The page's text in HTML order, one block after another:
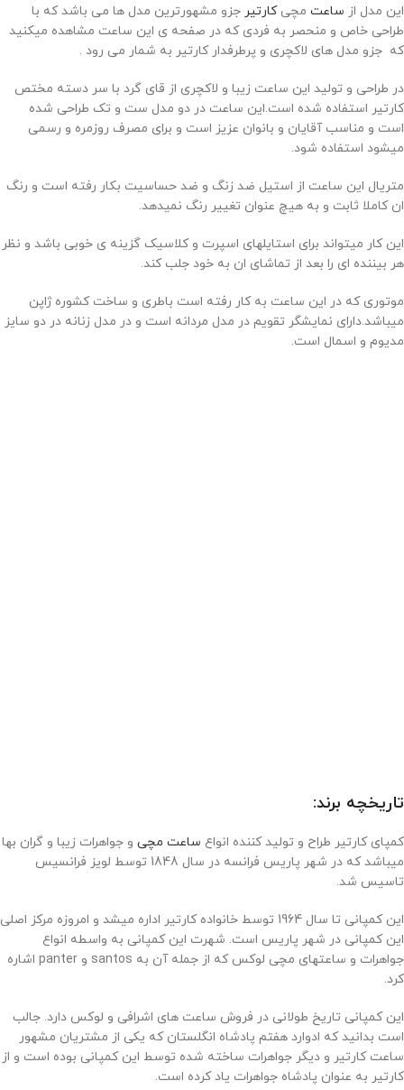
این مدل از ساعت مچیکارتیر جزو مشهورترین مدل ها می باشد که با
طراحی خاص و منحصر به فردی که در صفحه ی این ساعت مشاهده میکنید
که جزو مدل های لاکچری و پرطرفدار کارتیر به شمار می رود .
در طراحی و تولید این ساعت زیبا و لاکچری از قای گرد با سر دسته مختص
کارتیر استفاده شده است.این ساعت در دو مدل ست و تک طراحی شده
است و مناسب آقایان و بانوان عزیز است و برای مصرف روزمره و رسمی
میشود استفاده شود.
متریال این ساعت از استیل ضد زنگ و ضد حساسیت بکار رفته است و رنگ
ان کاملا ثابت و به هیچ عنوان تغییر رنگ نمیدهد.
این کار میتواند برای استایلهای اسپرت و کلاسیک گزینه ی خوبی باشد و نظر
هر بیننده ای را بعد از تماشای ان به خود جلب کند.
موتوری که در این ساعت به کار رفته است باطری و ساخت کشوره ژاپن
میباشد.دارای نمایشگر تقویم در مدل مردانه است و در مدل زنانه در دو سایز
مدیوم و اسمال است.
تاریخچه برند:
کمپای کارتیر طراح و تولید کننده انواع ساعت مچی و جواهرات زیبا و گران بها
میباشد که در شهر پاریس فرانسه در سال 1848 توسط لویز فرانسیس
تاسیس شد.
این کمپانی تا سال 1964 توسط خانواده کارتیر اداره میشد و امروزه مرکز اصلی
این کمپانی در شهر پاریس است. شهرت این کمپانی به واسطه انواع
جواهرات و ساعتهای مچی لوکس که از جمله آن به santos و panter اشاره
کرد.
این کمپانی تاریخ طولانی در فروش ساعت های اشرافی و لوکس دارد. جالب
است بدانید که ادوارد هفتم پادشاه انگلستان که یکی از مشتریان مشهور
ساعت کارتیر و دیگر جواهرات ساخته شده توسط این کمپانی بوده است و از
کارتیر به عنوان پادشاه جواهرات یاد کرده است.